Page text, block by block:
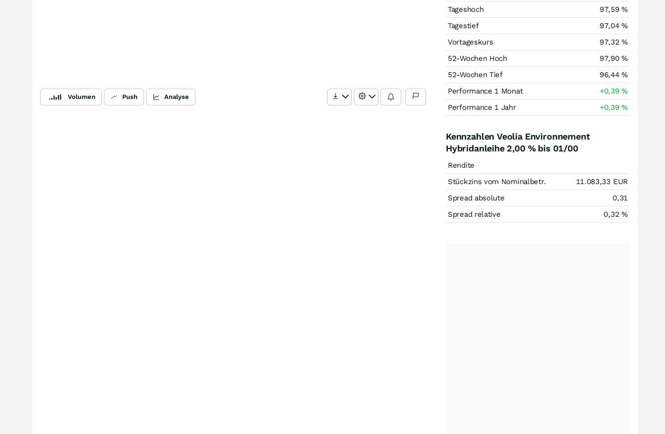
Volumen Push Analyse
Tageshoch
97,59 %
Tagestief
97,04 %
Vortageskurs
97,32%
52-Wochen Hoch
97,90%
52-Wochen Tief
96,44%
Performance 1 Monat
+0,39%
Performance 1 Jahr
+0,39%
Kennzahlen Veolia Environnement
Hybridanleihe 2,00 % bis 01/00
Rendite
Stückzins vom Nominalbetr.
11.083,33 EUR
Spread absolute
0,31
Spread relative
0,32 %